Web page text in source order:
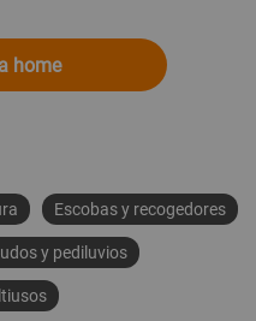
home
Escobas y recogedores
y pediluvios